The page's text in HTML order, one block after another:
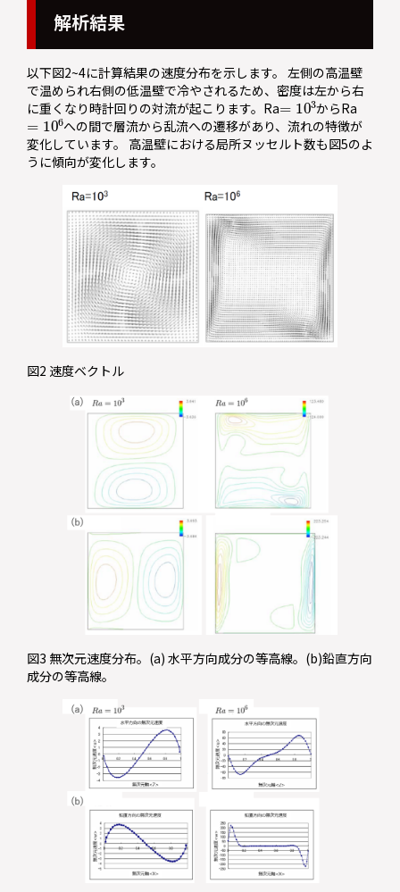
解析結果
以下図2~4に計算結果の速度分布を示します。 左側の高温壁
で温められ右側の低温壁で冷やされるため、密度は左から右
に重くなり時計回りの対流が起こります。Ra
=103
からRa
=106
への間で層流から乱流への遷移があり、流れの特徴が
変化しています。 高温壁における局所ヌッセルト数も図5のよ
うに傾向が変化します。
図2 速度ベクトル
図3 無次元速度分布。(a) 水平方向成分の等高線。(b)鉛直方向
成分の等高線。